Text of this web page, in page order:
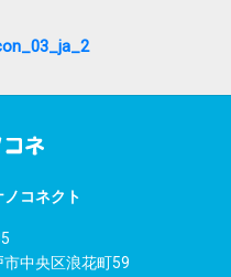
コネクト
中央区浪花町59